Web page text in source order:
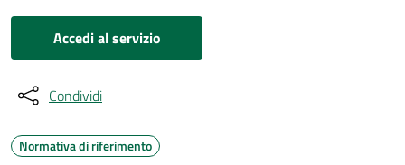
Accedi al servizio
Condividi
Normativa di riferimento